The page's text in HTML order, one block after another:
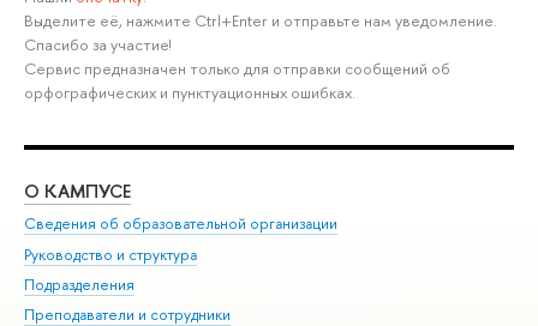
Выделите её, нажмите Ctrl+Enter и отправьте нам уведомление.
Спасибо за участие!
Сервис предназначен только для отправки сообщений об
орфографических и пунктуационных ошибках.
О КАМПУСЕ
Сведения об образовательной организации
Руководство и структура
Подразделения
Преподаватели и сотрудники